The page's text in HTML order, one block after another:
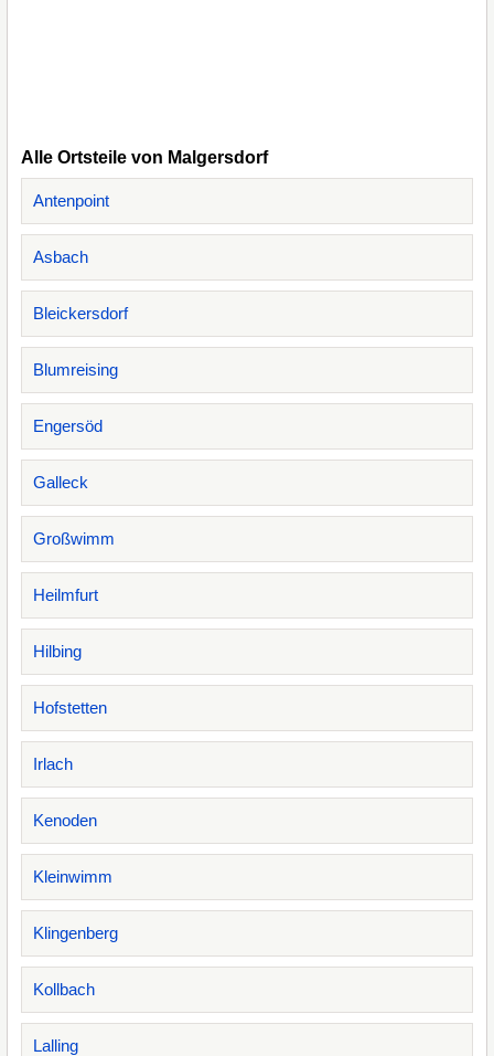
Alle Ortsteile von Malgersdorf
Antenpoint
Asbach
Bleickersdorf
Blumreising
Engersöd
Galleck
Großwimm
Heilmfurt
Hilbing
Hofstetten
Irlach
Kenoden
Kleinwimm
Klingenberg
Kollbach
Lalling